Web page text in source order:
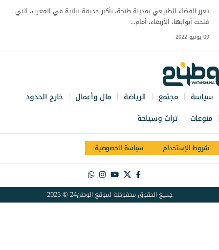
تعزز الفضاء الطبيعي بمدينة طنجة، بأكبر حديقة نباتية في المغرب، التي
فتحت أبوابها، الأربعاء، أمام…
09 يونيو 2022
سياسة مجتمع الرياضة مال وأعمال
خارج الحدود
منوعات
تراث وسياحة
شروط الإستخدام سياسة الخصوصية
جميع الحقوق محفوظة لموقع الوطن24 © 2025